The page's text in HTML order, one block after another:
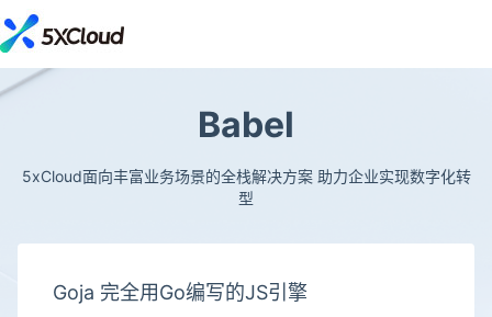
Babel
5xCloud面向丰富业务场景的全栈解决方案 助力企业实现数字化转
型
Goja 完全用Go编写的JS引擎